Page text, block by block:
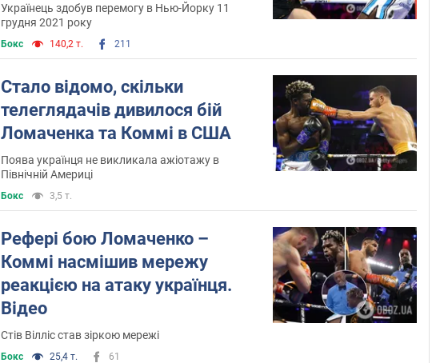
Українець здобув перемогу в Нью-Йорку 11
грудня 2021 року
Бокс 140,2 т. 211
Стало відомо, скільки
телеглядачів дивилося бій
Ломаченка та Коммі в США
Поява українця не викликала ажіотажу в
Північній Америці
Бокс 3,5 т.
Рефері бою Ломаченко –
Коммі насмішив мережу
реакцією на атаку українця.
Відео
Стів Вілліс став зіркою мережі
Бокс 25,4 т. 61